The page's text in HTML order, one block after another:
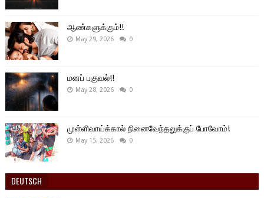
ஆண்களுக்கும்!!
May 29, 2026 0
மனப் பகுவல்!!
May 28, 2026 0
முள்ளிவாய்க்கால் நினைவேந்தலுக்குப் போவோம்!
May 15, 2026 0
DEUTSCH